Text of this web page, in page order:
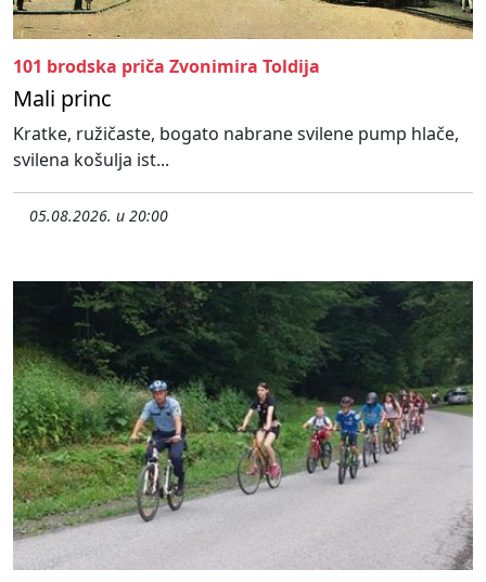
101 brodska priča Zvonimira Toldija
Mali princ
Kratke, ružičaste, bogato nabrane svilene pump hlače,
svilena košulja ist...
05.08.2026. u 20:00